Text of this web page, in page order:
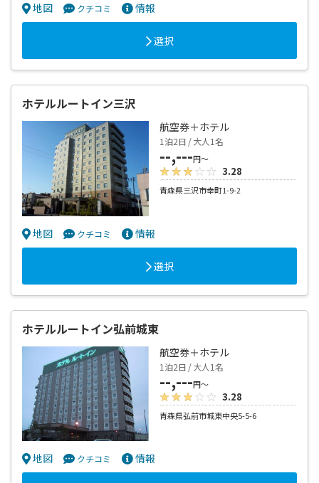
地図 クチコミ 情報
選択
ホテルルートイン三沢
航空券＋ホテル
1泊2日 / 大人1名
--,---円～
3.28
青森県三沢市幸町1-9-2
地図 クチコミ 情報
選択
ホテルルートイン弘前城東
航空券＋ホテル
1泊2日 / 大人1名
--,---円～
3.28
青森県弘前市城東中央5-5-6
地図 クチコミ 情報